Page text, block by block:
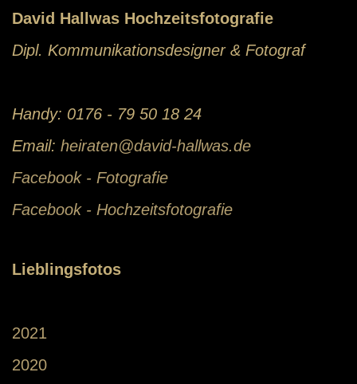
David Hallwas Hochzeitsfotografie
Dipl. Kommunikationsdesigner & Fotograf
Handy: 0176 - 79 50 18 24
Email: heiraten@david-hallwas.de
Facebook - Fotografie
Facebook - Hochzeitsfotografie
Lieblingsfotos
2021
2020